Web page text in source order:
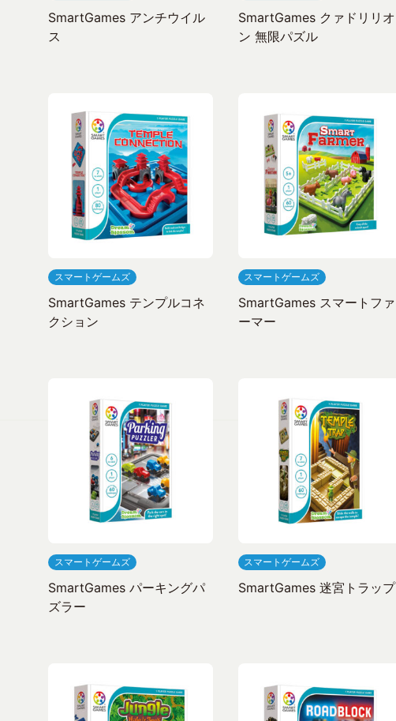
SmartGames アンチウイル
ス
SmartGames クァドリリオ
ン 無限パズル
スマートゲームズ
SmartGames テンプルコネ
クション
スマートゲームズ
SmartGames スマートファ
ーマー
スマートゲームズ
SmartGames パーキングパ
ズラー
スマートゲームズ
SmartGames 迷宮トラップ